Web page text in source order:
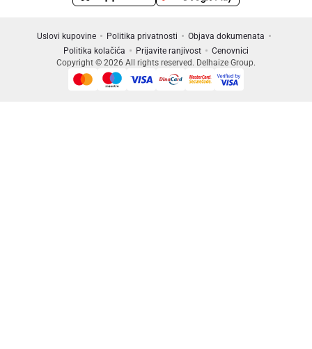
Uslovi kupovine Politika privatnosti
Objava dokumenata
Politika kolačića
Prijavite ranjivost
Cenovnici
Copyright © 2026 All rights reserved. Delhaize Group.